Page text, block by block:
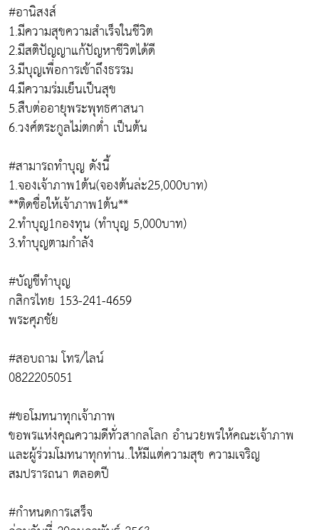
#อานิสงส์
1.มีความสุขความสำเร็จในชีวิต
2.มีสติปัญญาแก้ปัญหาชีวิตได้ดี
3.มีบุญเพื่อการเข้าถึงธรรม
4.มีความร่มเย็นเป็นสุข
5.สืบต่ออายุพระพุทธศาสนา
6.วงศ์ตระกูลไม่ตกต่ำ เป็นต้น
#สามารถทำบุญ ดังนี้
1.จองเจ้าภาพ1ต้น(จองต้นล่ะ25,000บาท)
**ติดชื่อให้เจ้าภาพ1ต้น**
2.ทำบุญ1กองทุน (ทำบุญ 5,000บาท)
3.ทำบุญตามกำลัง
#บัญชีทำบุญ
กสิกรไทย 153-241-4659
พระศุภชัย
#สอบถาม โทร/ไลน์
0822205051
#ขอโมทนาทุกเจ้าภาพ
ขอพรแห่งคุณความดีทั่วสากลโลก อำนวยพรให้คณะเจ้าภาพ
และผู้ร่วมโมทนาทุกท่าน..ให้มีแต่ความสุข ความเจริญ
สมปรารถนา ตลอดปี
#กำหนดการเสร็จ